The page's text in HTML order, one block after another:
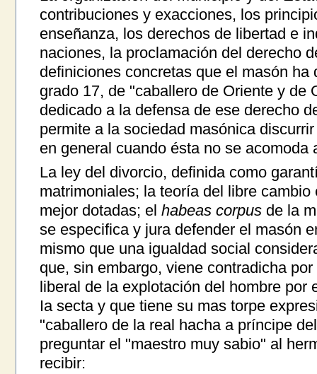
contribuciones y exacciones, los
enseñanza, los derechos de libertad e
naciones, la proclamación del derecho
definiciones concretas que el masón ha
grado 17, de "caballero de Oriente y de
dedicado a la defensa de ese derecho
permite a la sociedad masónica
en general cuando ésta no se acomoda
La ley del divorcio, definida como
matrimoniales; la teoría del libre
mejor dotadas; el habeas corpusde la
se especifica y jura defender el masón
mismo que una igualdad social
que, sin embargo, viene contradicha
liberal de la explotación del hombre por
Ia secta y que tiene su mas torpe
"caballero de la real hacha a príncipe
preguntar el "maestro muy sabio" al
recibir: